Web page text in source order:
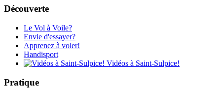
Découverte
Le Vol à Voile?
Envie d'essayer?
Apprenez à voler!
Handisport
Vidéos à Saint-Sulpice!
Pratique